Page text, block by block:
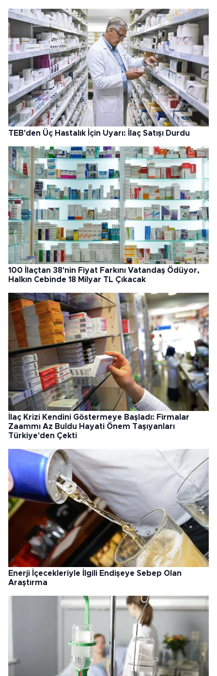
TEB'den Üç Hastalık İçin Uyarı: İlaç Satışı Durdu
100 İlaçtan 38'nin Fiyat Farkını Vatandaş Ödüyor,
Halkın Cebinde 18 Milyar TL Çıkacak
İlaç Krizi Kendini Göstermeye Başladı: Firmalar
Zaammı Az Buldu Hayati Önem Taşıyanları
Türkiye'den Çekti
Enerji İçecekleriyle İlgili Endişeye Sebep Olan
Araştırma